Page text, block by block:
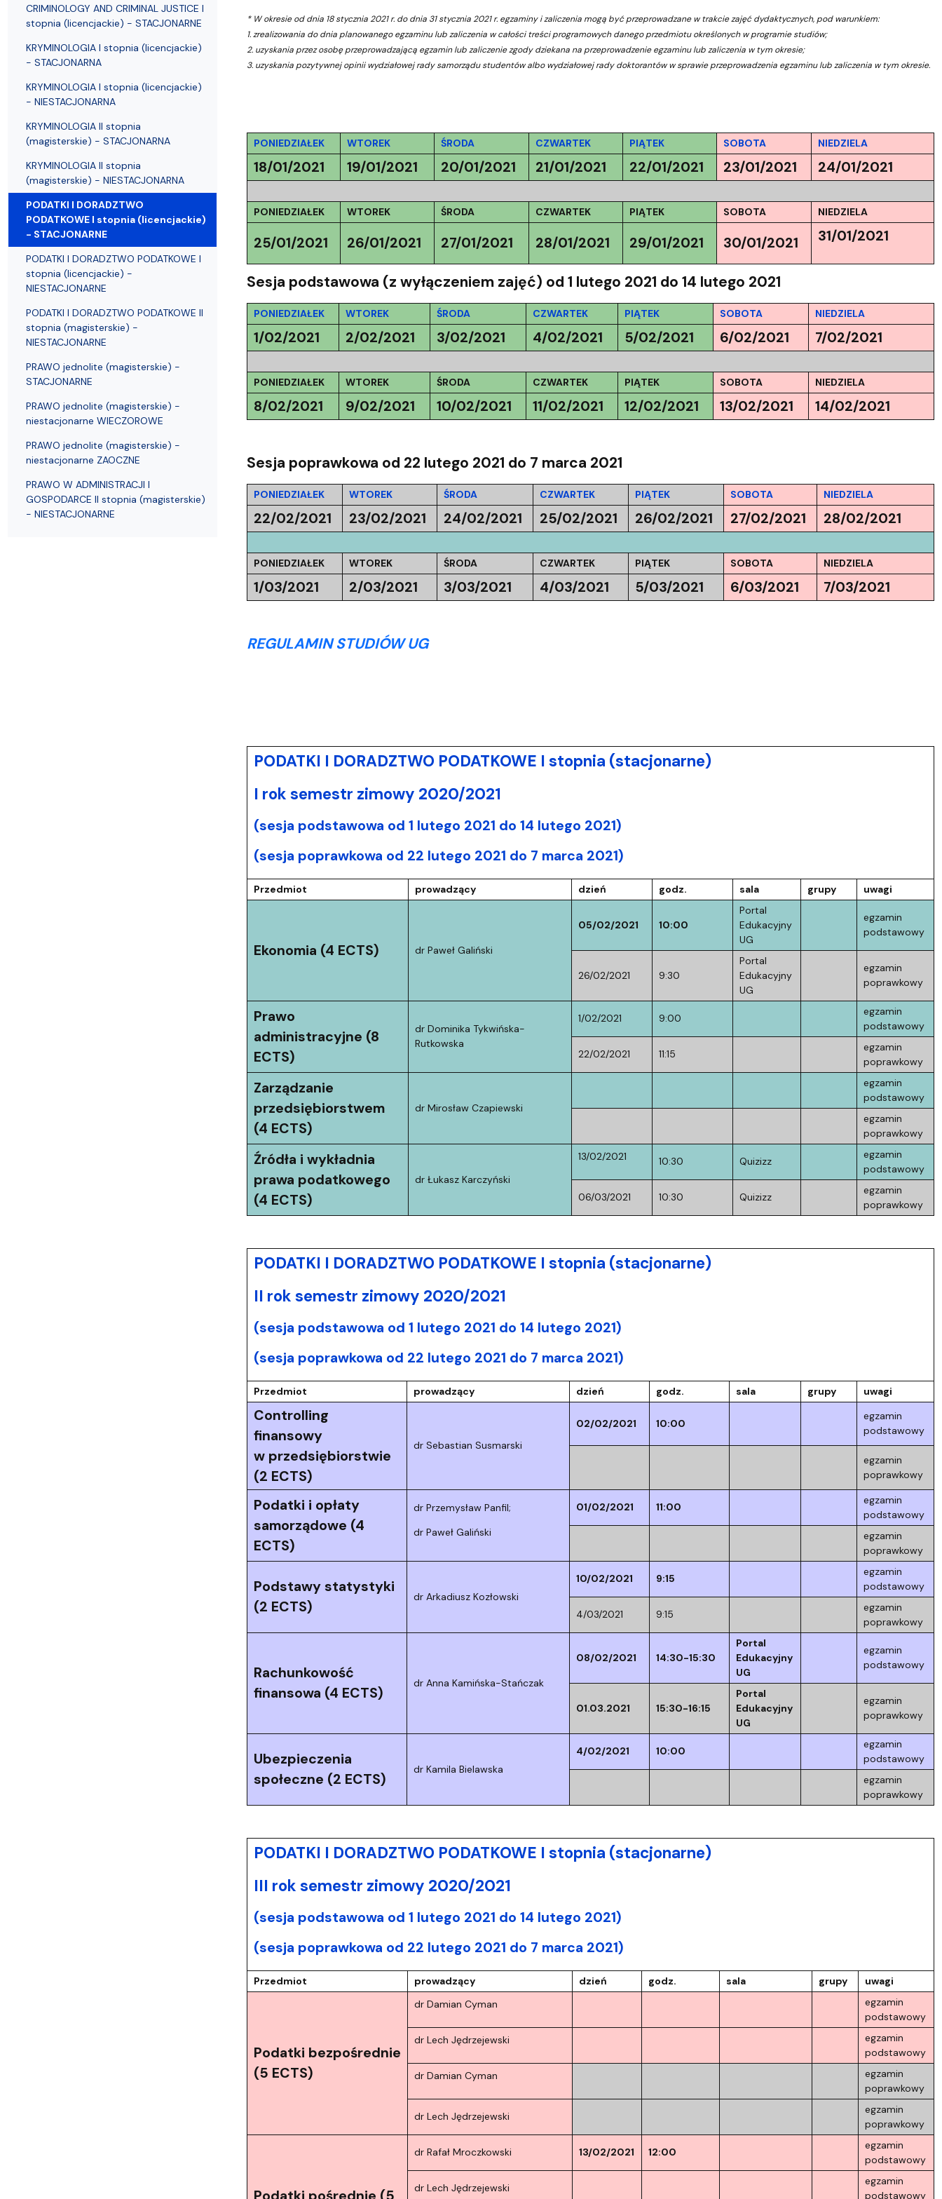
* W okresie od dnia 18 stycznia 2021 r. do dnia 31 stycznia 2021 r. egzaminy i zaliczenia mogą być przeprowadzane w trakcie zajęć dydaktycznych, pod warunkiem:
1. zrealizowania do dnia planowanego egzaminu lub zaliczenia w całości treści programowych danego przedmiotu określonych w programie studiów;
2. uzyskania przez osobę przeprowadzającą egzamin lub zaliczenie zgody dziekana na przeprowadzenie egzaminu lub zaliczenia w tym okresie;
3. uzyskania pozytywnej opinii wydziałowej rady samorządu studentów albo wydziałowej rady doktorantów w sprawie przeprowadzenia egzaminu lub zaliczenia w tym okresie.
PONIEDZIAŁEK WTOREK ŚRODA CZWARTEK PIĄTEK SOBOTA NIEDZIELA
18/01/2021 19/01/2021 20/01/2021 21/01/2021 22/01/2021 23/01/2021 24/01/2021
PONIEDZIAŁEK WTOREK ŚRODA CZWARTEK PIĄTEK SOBOTA NIEDZIELA
25/01/2021 26/01/2021 27/01/2021 28/01/2021 29/01/2021 30/01/2021 31/01/2021
Sesja podstawowa (z wyłączeniem zajęć) od 1 lutego 2021 do 14 lutego 2021
PONIEDZIAŁEK WTOREK ŚRODA CZWARTEK PIĄTEK SOBOTA NIEDZIELA
1/02/2021 2/02/2021 3/02/2021 4/02/2021 5/02/2021 6/02/2021 7/02/2021
PONIEDZIAŁEK WTOREK ŚRODA CZWARTEK PIĄTEK SOBOTA NIEDZIELA
8/02/2021 9/02/2021 10/02/2021 11/02/2021 12/02/2021 13/02/2021 14/02/2021
Sesja poprawkowa od 22 lutego 2021 do 7 marca 2021
PONIEDZIAŁEK WTOREK ŚRODA CZWARTEK PIĄTEK SOBOTA NIEDZIELA
22/02/2021 23/02/2021 24/02/2021 25/02/2021 26/02/2021 27/02/2021 28/02/2021
PONIEDZIAŁEK WTOREK ŚRODA CZWARTEK PIĄTEK SOBOTA NIEDZIELA
1/03/2021 2/03/2021 3/03/2021 4/03/2021 5/03/2021 6/03/2021 7/03/2021
REGULAMIN STUDIÓW UG
PODATKI I DORADZTWO PODATKOWE I stopnia (stacjonarne)
I rok semestr zimowy 2020/2021
(sesja podstawowa od 1 lutego 2021 do 14 lutego 2021)
(sesja poprawkowa od 22 lutego 2021 do 7 marca 2021)
Przedmiot prowadzący dzień godz. sala grupy uwagi
Ekonomia (4 ECTS) dr Paweł Galiński
05/02/2021 10:00
Portal
Edukacyjny
UG
egzamin
podstawowy
26/02/2021 9:30
Portal
Edukacyjny
UG
egzamin
poprawkowy
Prawo
administracyjne (8
ECTS)
dr Dominika Tykwińska-
Rutkowska
1/02/2021 9:00
egzamin
podstawowy
22/02/2021 11:15
egzamin
poprawkowy
Zarządzanie
przedsiębiorstwem
(4 ECTS)
dr Mirosław Czapiewski
egzamin
podstawowy
egzamin
poprawkowy
Źródła i wykładnia
prawa podatkowego
(4 ECTS)
dr Łukasz Karczyński
13/02/2021 10:30 Quizizz
egzamin
podstawowy
06/03/2021 10:30 Quizizz
egzamin
poprawkowy
PODATKI I DORADZTWO PODATKOWE I stopnia (stacjonarne)
II rok semestr zimowy 2020/2021
(sesja podstawowa od 1 lutego 2021 do 14 lutego 2021)
(sesja poprawkowa od 22 lutego 2021 do 7 marca 2021)
Przedmiot prowadzący dzień godz. sala grupy uwagi
Controlling
finansowy
w przedsiębiorstwie
(2 ECTS)
dr Sebastian Susmarski
02/02/2021 10:00
egzamin
podstawowy
egzamin
poprawkowy
Podatki i opłaty
samorządowe (4
ECTS)
dr Przemysław Panfil;
dr Paweł Galiński
01/02/2021 11:00
egzamin
podstawowy
egzamin
poprawkowy
Podstawy statystyki
(2 ECTS)
dr Arkadiusz Kozłowski
10/02/2021 9:15
egzamin
podstawowy
4/03/2021 9:15
egzamin
poprawkowy
Rachunkowość
finansowa (4 ECTS)
dr Anna Kamińska-Stańczak
08/02/2021 14:30-15:30
Portal
Edukacyjny
UG
egzamin
podstawowy
01.03.2021 15:30-16:15
Portal
Edukacyjny
UG
egzamin
poprawkowy
Ubezpieczenia
społeczne (2 ECTS)
dr Kamila Bielawska
4/02/2021 10:00
egzamin
podstawowy
egzamin
poprawkowy
PODATKI I DORADZTWO PODATKOWE I stopnia (stacjonarne)
III rok semestr zimowy 2020/2021
(sesja podstawowa od 1 lutego 2021 do 14 lutego 2021)
(sesja poprawkowa od 22 lutego 2021 do 7 marca 2021)
Przedmiot prowadzący dzień godz. sala grupy uwagi
Podatki bezpośrednie
(5 ECTS)
dr Damian Cyman
egzamin
podstawowy
dr Lech Jędrzejewski
egzamin
podstawowy
dr Damian Cyman
egzamin
poprawkowy
dr Lech Jędrzejewski
egzamin
poprawkowy
Podatki pośrednie (5
dr Rafał Mroczkowski 13/02/2021 12:00
egzamin
podstawowy
dr Lech Jędrzejewski
egzamin
podstawowy
CRIMINOLOGY AND CRIMINAL JUSTICE I
stopnia (licencjackie) - STACJONARNE
KRYMINOLOGIA I stopnia (licencjackie)
- STACJONARNA
KRYMINOLOGIA I stopnia (licencjackie)
- NIESTACJONARNA
KRYMINOLOGIA II stopnia
(magisterskie) - STACJONARNA
KRYMINOLOGIA II stopnia
(magisterskie) - NIESTACJONARNA
PODATKI I DORADZTWO
PODATKOWE I stopnia (licencjackie)
- STACJONARNE
PODATKI I DORADZTWO PODATKOWE I
stopnia (licencjackie) -
NIESTACJONARNE
PODATKI I DORADZTWO PODATKOWE II
stopnia (magisterskie) -
NIESTACJONARNE
PRAWO jednolite (magisterskie) -
STACJONARNE
PRAWO jednolite (magisterskie) -
niestacjonarne WIECZOROWE
PRAWO jednolite (magisterskie) -
niestacjonarne ZAOCZNE
PRAWO W ADMINISTRACJI I
GOSPODARCE II stopnia (magisterskie)
- NIESTACJONARNE